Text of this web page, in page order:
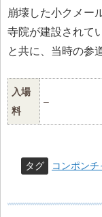
崩壊した小クメー
寺院が建設されて
と共に、当時の参
入場
料
–
タグ コンポンチ